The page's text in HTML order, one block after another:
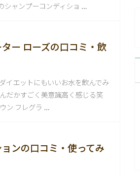
シャンプーコンディショ …
ー ローズの口コミ・飲
イエットにもいいお水を飲んでみ
だかすごく美意識高く感じる笑
ン フレグラ …
ンの口コミ・使ってみ